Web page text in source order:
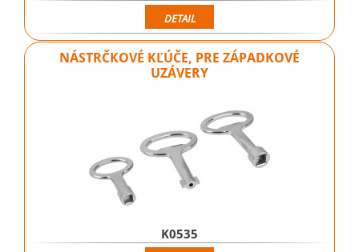
DETAIL
NÁSTRČKOVÉ KĽÚČE, PRE ZÁPADKOVÉ
UZÁVERY
K0535